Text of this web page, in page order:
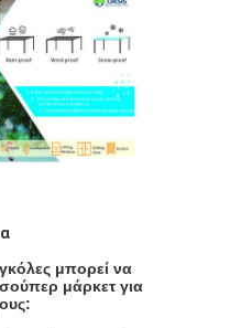
μπορεί να
μάρκετ για